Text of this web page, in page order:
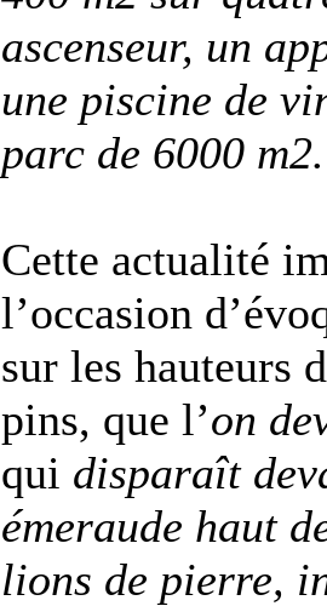
ascenseur, un
une piscine de
parc de 6000 m2.
Cette actualité
l’occasion
sur les hauteurs
pins, que l’on
qui disparaît
émeraude haut
lions de pierre,